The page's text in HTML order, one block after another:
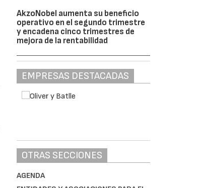
AkzoNobel aumenta su beneficio
operativo en el segundo trimestre
y encadena cinco trimestres de
mejora de la rentabilidad
EMPRESAS DESTACADAS
OTRAS SECCIONES
AGENDA